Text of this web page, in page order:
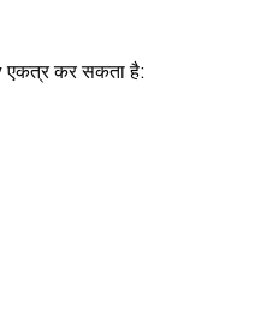
एकत्र कर सकता है: